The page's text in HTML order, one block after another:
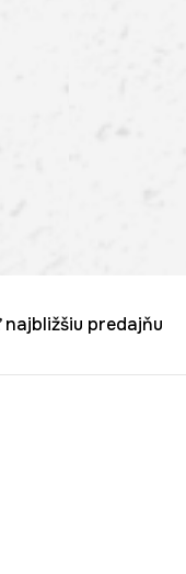
najbližšiu predajňu